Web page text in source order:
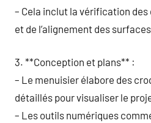
– Cela inclut la vérification
et de l’alignement des
3. **Conception et plans** :
– Le menuisier élabore des
détaillés pour visualiser le
– Les outils numériques